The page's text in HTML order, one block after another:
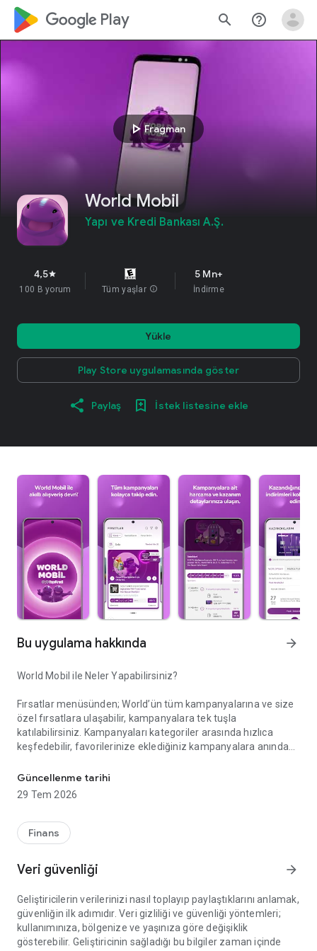
google_logo Play search help_outline
play_arrowFragman
World Mobil
Yapı ve Kredi Bankası A.Ş.
4,5star
100 B yorum Tüm yaşlar info
5 Mn+
İndirme
Yükle
Play Store uygulamasında göster
Paylaş İstek listesine ekle
Bu uygulama hakkında arrow_forward
World Mobil ile Neler Yapabilirsiniz?
Fırsatlar menüsünden; World’ün tüm kampanyalarına ve size
özel fırsatlara ulaşabilir, kampanyalara tek tuşla
katılabilirsiniz. Kampanyaları kategoriler arasında hızlıca
keşfedebilir, favorilerinize eklediğiniz kampanyalara anında
aradığınız kampanyayı kolayca bulabilir, kampanya
katılımlarınızı, kazanım süreçlerinizi ve elde ettiğiniz puan ile
Kazandıklarım menüsünden; Kredi kartlarınız, TLcard’larınız
kazandığınız puan ve indirimleri görüntüleyebilir, harcadığınız
World Pay menüsünden; QR Kod ile Öde özelliği sayesinde
kart veya hesabınızdan zahmetsizce ödeme yapabilirsiniz.
Güncellenme tarihi
29 Tem 2026
Finans
Veri güvenliği arrow_forward
Geliştiricilerin verilerinizi nasıl toplayıp paylaştıklarını anlamak,
güvenliğin ilk adımıdır. Veri gizliliği ve güvenliği yöntemleri;
kullanımınıza, bölgenize ve yaşınıza göre değişiklik
gösterebilir. Geliştiricinin sağladığı bu bilgiler zaman içinde